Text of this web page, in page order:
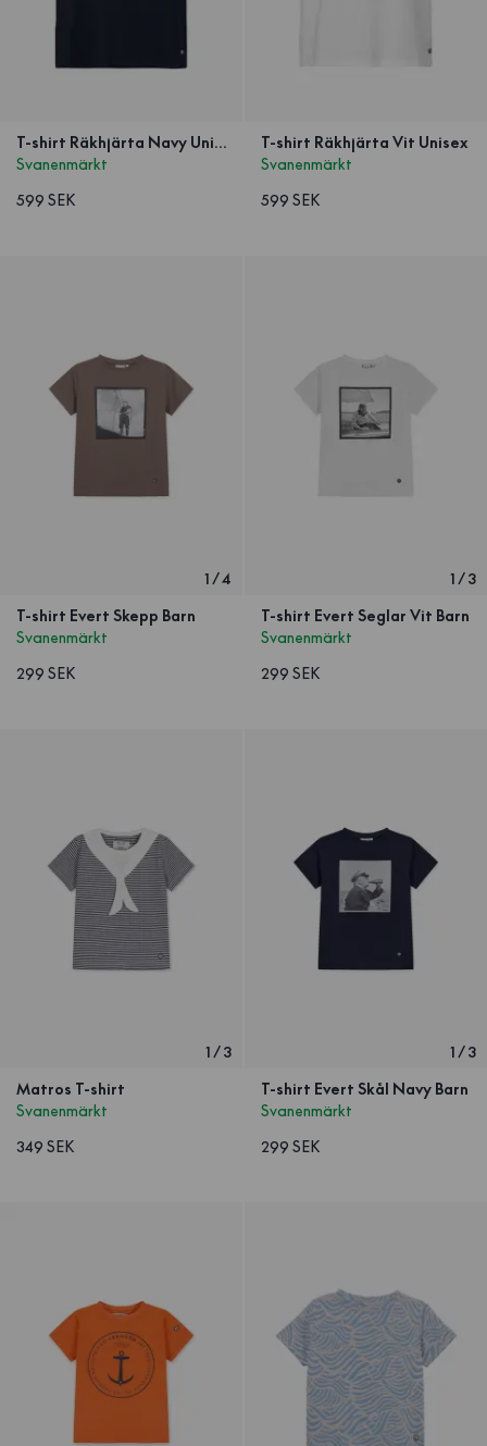
T-shirt Räkhjärta Navy Unisex
Svanenmärkt
599 SEK
T-shirt Räkhjärta Vit Unisex
Svanenmärkt
599 SEK
1/4
T-shirt Evert Skepp Barn
Svanenmärkt
299 SEK
1/3
T-shirt Evert Seglar Vit Barn
Svanenmärkt
299 SEK
1/3
Matros T-shirt
Svanenmärkt
349 SEK
1/3
T-shirt Evert Skål Navy Barn
Svanenmärkt
299 SEK